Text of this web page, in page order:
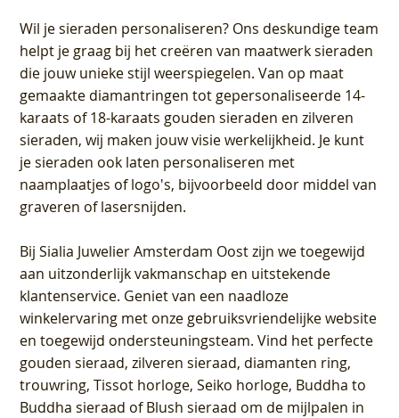
Wil je sieraden personaliseren? Ons deskundige team
helpt je graag bij het creëren van maatwerk sieraden
die jouw unieke stijl weerspiegelen. Van op maat
gemaakte diamantringen tot gepersonaliseerde 14-
karaats of 18-karaats gouden sieraden en zilveren
sieraden, wij maken jouw visie werkelijkheid. Je kunt
je sieraden ook laten personaliseren met
naamplaatjes of logo's, bijvoorbeeld door middel van
graveren of lasersnijden.
BijSialia Juwelier Amsterdam Oostzijn we toegewijd
aan uitzonderlijk vakmanschap en uitstekende
klantenservice. Geniet van een naadloze
winkelervaring met onze gebruiksvriendelijke website
en toegewijd ondersteuningsteam. Vind het perfecte
gouden sieraad, zilveren sieraad, diamanten ring,
trouwring, Tissot horloge, Seiko horloge, Buddha to
Buddha sieraad of Blush sieraad om de mijlpalen in